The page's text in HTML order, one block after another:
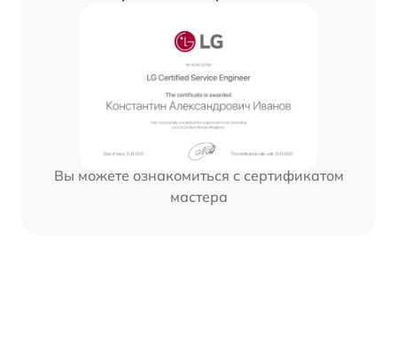
Вы можете ознакомиться с сертификатом
мастера